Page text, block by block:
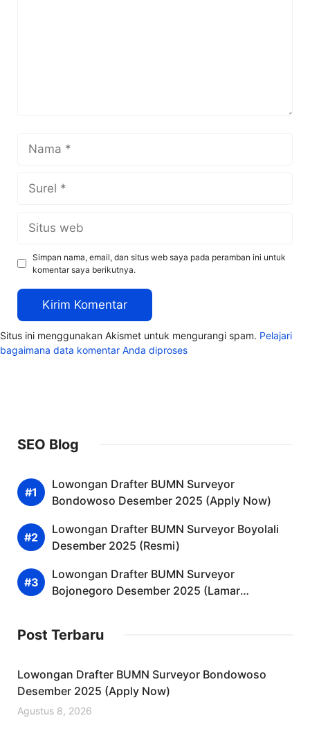
web
Simpan nama, email, dan situs web saya pada peramban ini untuk
komentar saya berikutnya.
Situs ini menggunakan Akismet untuk mengurangi spam. Pelajari
bagaimana data komentar Anda diproses
SEO Blog
Lowongan Drafter BUMN Surveyor
Bondowoso Desember 2025 (Apply Now)
Lowongan Drafter BUMN Surveyor Boyolali
Desember 2025 (Resmi)
Lowongan Drafter BUMN Surveyor
Bojonegoro Desember 2025 (Lamar
Post Terbaru
Lowongan Drafter BUMN Surveyor Bondowoso
Desember 2025 (Apply Now)
Agustus 8, 2026